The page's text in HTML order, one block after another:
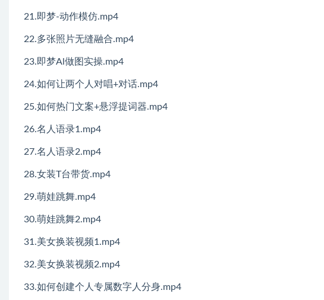
21.即梦-动作模仿.mp4
22.多张照片无缝融合.mp4
23.即梦Al做图实操.mp4
24.如何让两个人对唱+对话.mp4
25.如何热门文案+悬浮提词器.mp4
26.名人语录1.mp4
27.名人语录2.mp4
28.女装T台带货.mp4
29.萌娃跳舞.mp4
30.萌娃跳舞2.mp4
31.美女换装视频1.mp4
32.美女换装视频2.mp4
33.如何创建个人专属数字人分身.mp4